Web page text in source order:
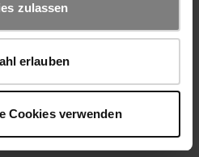
zulassen
erlauben
Cookies verwenden